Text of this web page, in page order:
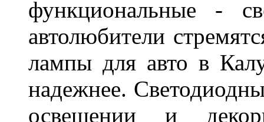
функциональные -
автолюбители
лампы для авто в
надежнее.
освещении и